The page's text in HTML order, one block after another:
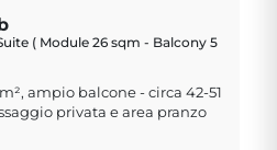
( Module 26 sqm - Balcony 5
ampio balcone - circa 42-51
privata e area pranzo